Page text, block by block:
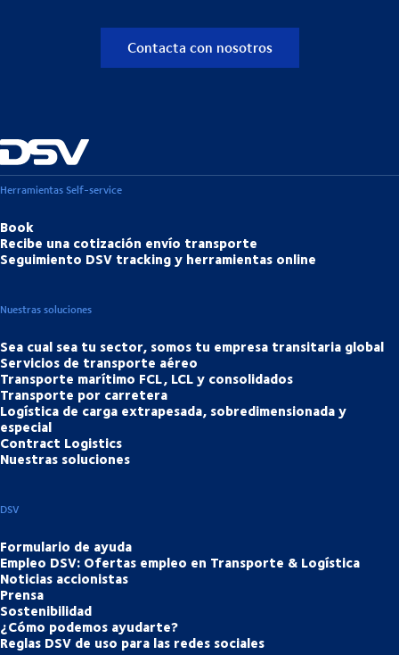
Contacta con nosotros
Herramientas Self-service
Book
Recibe una cotización envío transporte
Seguimiento DSV tracking y herramientas online
Nuestras soluciones
Sea cual sea tu sector, somos tu empresa transitaria global
Servicios de transporte aéreo
Transporte marítimo FCL, LCL y consolidados
Transporte por carretera
Logística de carga extrapesada, sobredimensionada y
especial
Contract Logistics
Nuestras soluciones
DSV
Formulario de ayuda
Empleo DSV: Ofertas empleo en Transporte & Logística
Noticias accionistas
Prensa
Sostenibilidad
¿Cómo podemos ayudarte?
Reglas DSV de uso para las redes sociales